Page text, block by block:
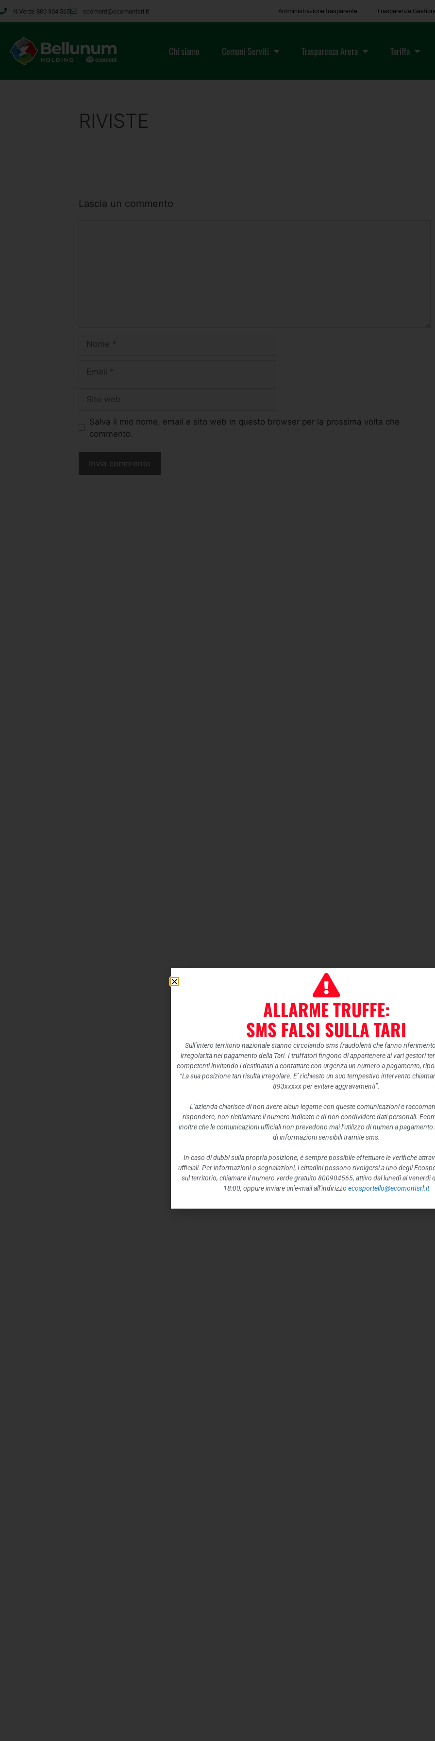
N.Verde 800 904 565 ecomont@ecomontsrl.it Amministrazione trasparente Trasparenza
Chi siamo Comuni Serviti Trasparenza Arera Tariffa
RIVISTE
Lascia un commento
Salva il mio nome, email e sito web in questo browser per la prossima volta che
commento.
ALLARME TRUFFE:
SMS FALSI SULLA TARI
Sull’intero territorio nazionale stanno circolando sms fraudolenti che fanno
irregolarità nel pagamento della Tari. I truffatori fingono di appartenere ai vari gestori
competenti invitando i destinatari a contattare con urgenza un numero a pagamento,
“La sua posizione tari risulta irregolare. E’ richiesto un suo tempestivo intervento
893xxxxx per evitare aggravamenti”.
L’azienda chiarisce di non avere alcun legame con queste comunicazioni e
rispondere, non richiamare il numero indicato e di non condividere dati personali.
inoltre che le comunicazioni ufficiali non prevedono mai l’utilizzo di numeri a pagamento
di informazioni sensibili tramite sms.
In caso di dubbi sulla propria posizione, è sempre possibile effettuare le verifiche
ufficiali. Per informazioni o segnalazioni, i cittadini possono rivolgersi a uno degli
sul territorio, chiamare il numero verde gratuito 800904565, attivo dal lunedì al venerdì
18:00, oppure inviare un’e-mail all’indirizzo ecosportello@ecomontsrl.it